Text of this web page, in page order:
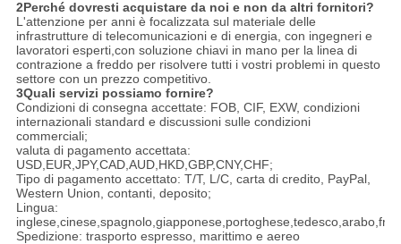
2Perché dovresti acquistare da noi e non da altri fornitori?
L'attenzione per anni è focalizzata sul materiale delle
infrastrutture di telecomunicazioni e di energia, con ingegneri e
lavoratori esperti,con soluzione chiavi in mano per la linea di
contrazione a freddo per risolvere tutti i vostri problemi in questo
settore con un prezzo competitivo.
3Quali servizi possiamo fornire?
Condizioni di consegna accettate: FOB, CIF, EXW, condizioni
internazionali standard e discussioni sulle condizioni
commerciali;
valuta di pagamento accettata:
USD,EUR,JPY,CAD,AUD,HKD,GBP,CNY,CHF;
Tipo di pagamento accettato: T/T, L/C, carta di credito, PayPal,
Western Union, contanti, deposito;
Lingua:
Spedizione: trasporto espresso, marittimo e aereo